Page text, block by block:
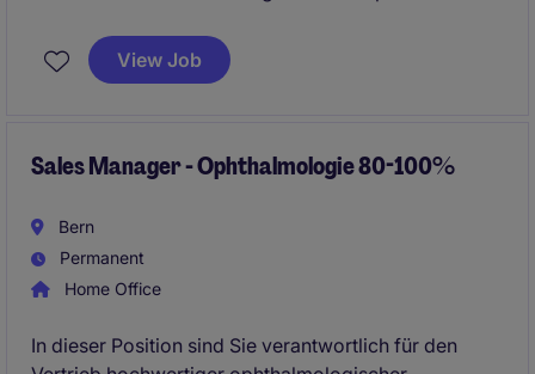
und treiben das nachhaltige Wachstum sowie die
globale Marktentwicklung eines führenden
View Job
Sales Manager - Ophthalmologie 80-100%
Bern
Permanent
Home Office
In dieser Position sind Sie verantwortlich für den